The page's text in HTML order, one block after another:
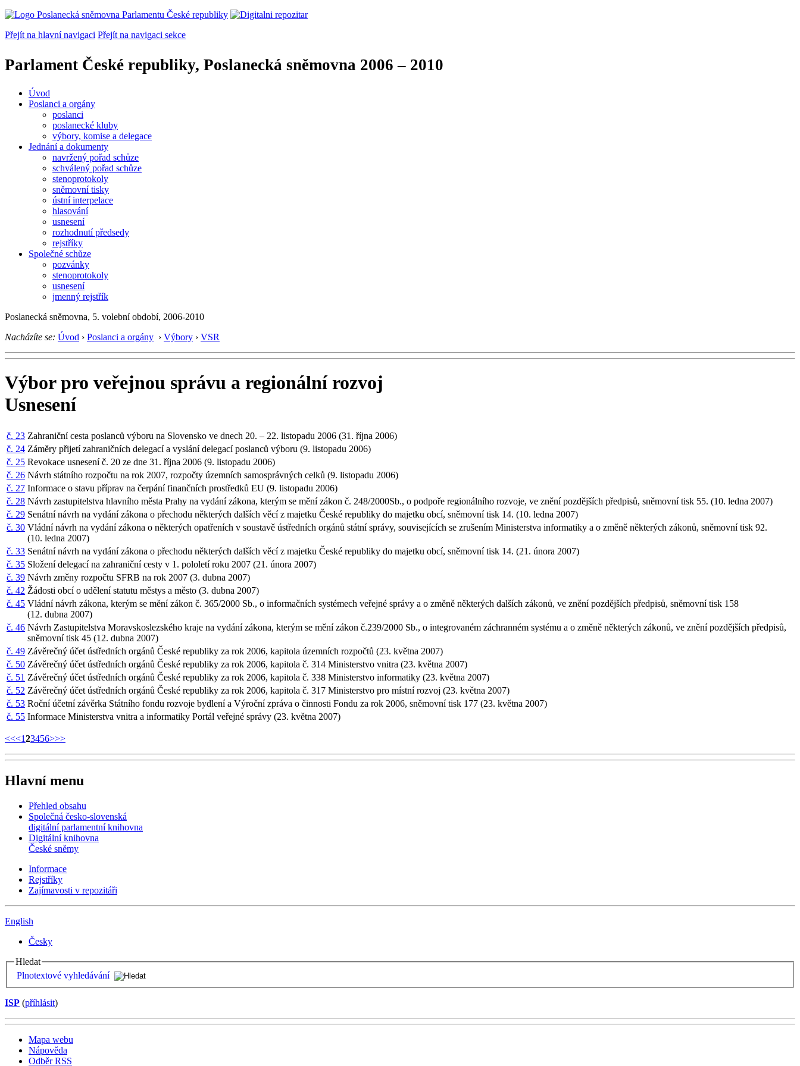
Přejít na hlavní navigaci Přejít na navigaci sekce
Parlament České republiky, Poslanecká sněmovna 2006 – 2010
Úvod
Poslanci a orgány
poslanci
poslanecké kluby
výbory, komise a delegace
Jednání a dokumenty
navržený pořad schůze
schválený pořad schůze
stenoprotokoly
sněmovní tisky
ústní interpelace
hlasování
usnesení
rozhodnutí předsedy
rejstříky
Společné schůze
pozvánky
stenoprotokoly
usnesení
jmenný rejstřík
Poslanecká sněmovna, 5. volební období, 2006-2010
Nacházíte se: Úvod › Poslanci a orgány › Výbory › VSR
Výbor pro veřejnou správu a regionální rozvoj
Usnesení
č. 23 Zahraniční cesta poslanců výboru na Slovensko ve dnech 20. – 22. listopadu 2006 (31. října 2006)
č. 24 Záměry přijetí zahraničních delegací a vyslání delegací poslanců výboru (9. listopadu 2006)
č. 25 Revokace usnesení č. 20 ze dne 31. října 2006 (9. listopadu 2006)
č. 26 Návrh státního rozpočtu na rok 2007, rozpočty územních samosprávných celků (9. listopadu 2006)
č. 27 Informace o stavu příprav na čerpání finančních prostředků EU (9. listopadu 2006)
č. 28 Návrh zastupitelstva hlavního města Prahy na vydání zákona, kterým se mění zákon č. 248/2000Sb., o podpoře regionálního rozvoje, ve znění pozdějších předpisů, sněmovní tisk 55. (10. ledna 2007)
č. 29 Senátní návrh na vydání zákona o přechodu některých dalších věcí z majetku České republiky do majetku obcí, sněmovní tisk 14. (10. ledna 2007)
č. 30 Vládní návrh na vydání zákona o některých opatřeních v soustavě ústředních orgánů státní správy, souvisejících se zrušením Ministerstva informatiky a o změně některých zákonů, sněmovní tisk 92.
(10. ledna 2007)
č. 33 Senátní návrh na vydání zákona o přechodu některých dalších věcí z majetku České republiky do majetku obcí, sněmovní tisk 14. (21. února 2007)
č. 35 Složení delegací na zahraniční cesty v 1. pololetí roku 2007 (21. února 2007)
č. 39 Návrh změny rozpočtu SFRB na rok 2007 (3. dubna 2007)
č. 42 Žádosti obcí o udělení statutu městys a město (3. dubna 2007)
č. 45 Vládní návrh zákona, kterým se mění zákon č. 365/2000 Sb., o informačních systémech veřejné správy a o změně některých dalších zákonů, ve znění pozdějších předpisů, sněmovní tisk 158
(12. dubna 2007)
č. 46 Návrh Zastupitelstva Moravskoslezského kraje na vydání zákona, kterým se mění zákon č.239/2000 Sb., o integrovaném záchranném systému a o změně některých zákonů, ve znění pozdějších předpisů,
sněmovní tisk 45 (12. dubna 2007)
č. 49 Závěrečný účet ústředních orgánů České republiky za rok 2006, kapitola územních rozpočtů (23. května 2007)
č. 50 Závěrečný účet ústředních orgánů České republiky za rok 2006, kapitola č. 314 Ministerstvo vnitra (23. května 2007)
č. 51 Závěrečný účet ústředních orgánů České republiky za rok 2006, kapitola č. 338 Ministerstvo informatiky (23. května 2007)
č. 52 Závěrečný účet ústředních orgánů České republiky za rok 2006, kapitola č. 317 Ministerstvo pro místní rozvoj (23. května 2007)
č. 53 Roční účetní závěrka Státního fondu rozvoje bydlení a Výroční zpráva o činnosti Fondu za rok 2006, sněmovní tisk 177 (23. května 2007)
č. 55 Informace Ministerstva vnitra a informatiky Portál veřejné správy (23. května 2007)
<<<123456>>>
Hlavní menu
Přehled obsahu
Společná česko-slovenská
digitální parlamentní knihovna
Digitální knihovna
České sněmy
Informace
Rejstříky
Zajímavosti v repozitáři
English
Česky
Hledat
Plnotextové vyhledávání
ISP (příhlásit)
Mapa webu
Nápověda
Odběr RSS